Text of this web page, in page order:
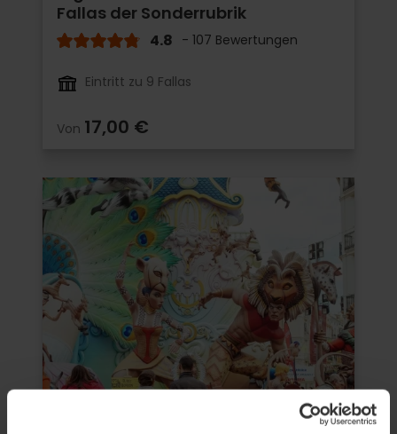
Fallas der Sonderrubrik
4.8 - 107 Bewertungen
Eintritt zu 9 Fallas
Von 17,00 €